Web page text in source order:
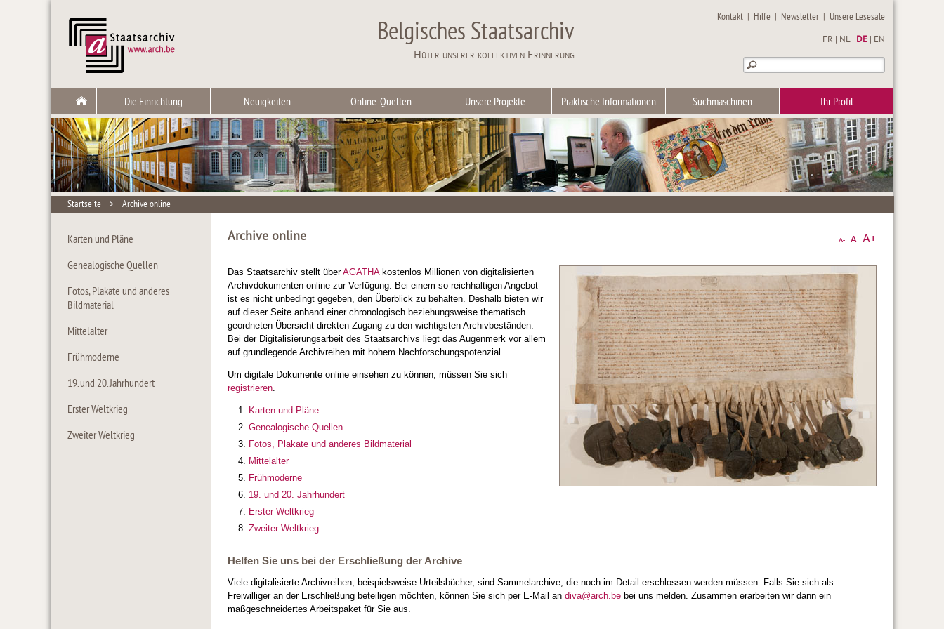
Belgisches Staatsarchiv
Hüter unserer kollektiven Erinnerung
Kontakt | Hilfe | Newsletter | Unsere Lesesäle
FR NL| DE EN
Die Einrichtung Neuigkeiten Online-Quellen Unsere Projekte Praktische Informationen Suchmaschinen Ihr Profil
Startseite > Archive online
Karten und Pläne
Genealogische Quellen
Fotos, Plakate und anderes
Bildmaterial
Mittelalter
Frühmoderne
19. und 20. Jahrhundert
Erster Weltkrieg
Zweiter Weltkrieg
Archive online
Das Staatsarchiv stellt überAGATHAkostenlos Millionen von digitalisierten
Archivdokumenten online zur Verfügung. Bei einem so reichhaltigen Angebot
ist es nicht unbedingt gegeben, den Überblick zu behalten. Deshalb bieten wir
auf dieser Seite anhand einer chronologisch beziehungsweise thematisch
geordneten Übersicht direkten Zugang zu den wichtigsten Archivbeständen.
Bei der Digitalisierungsarbeit des Staatsarchivs liegt das Augenmerk vor allem
auf grundlegende Archivreihen mit hohem Nachforschungspotenzial.
Um digitale Dokumente online einsehen zu können, müssen Sie sich
registrieren
Karten und Pläne
Genealogische Quellen
Fotos, Plakate und anderes Bildmaterial
Mittelalter
Frühmoderne
19. und 20. Jahrhundert
Erster Weltkrieg
Zweiter Weltkrieg
Helfen Sie uns bei der Erschließung der Archive
Viele digitalisierte Archivreihen, beispielsweise Urteilsbücher, sind Sammelarchive, die noch im Detail erschlossen werden müssen. Falls Sie sich als
Freiwilliger an der Erschließung beteiligen möchten, können Sie sich per E-Mail an diva@arch.be bei uns melden. Zusammen erarbeiten wir dann ein
maßgeschneidertes Arbeitspaket für Sie aus.